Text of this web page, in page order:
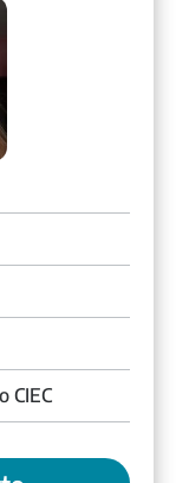
CIEC